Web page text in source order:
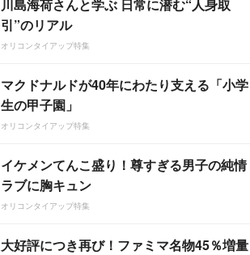
川島海荷さんと学ぶ 日常に潜む“人身取
引”のリアル
オリコンタイアップ特集
マクドナルドが40年にわたり支える「小学
生の甲子園」
オリコンタイアップ特集
イケメンてんこ盛り！尊すぎる男子の純情
ラブに胸キュン
オリコンタイアップ特集
大好評につき再び！ファミマ名物45％増量